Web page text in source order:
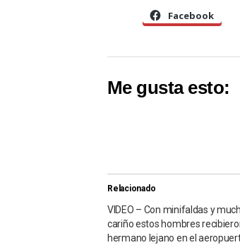
Facebook
Me gusta esto:
Relacionado
VIDEO – Con minifaldas y
cariño estos hombres
hermano lejano en el